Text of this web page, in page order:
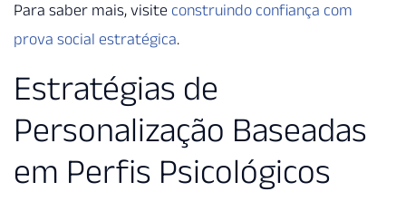
Para saber mais, visite construindo confiança com
prova social estratégica.
Estratégias de
Personalização Baseadas
em Perfis Psicológicos